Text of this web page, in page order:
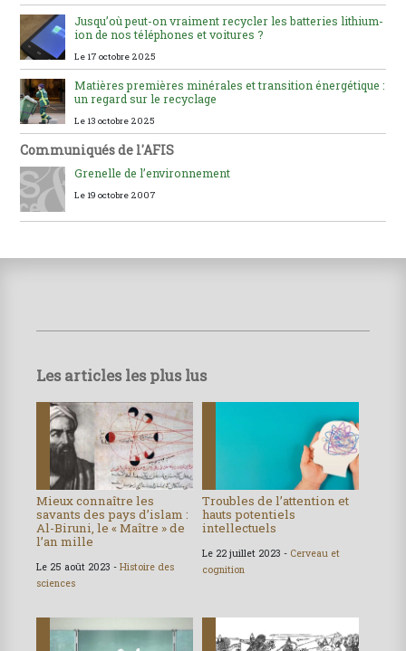
Jusqu’où peut-on vraiment recycler les batteries lithium-
ion de nos téléphones et voitures ?
Le 17 octobre 2025
Matières premières minérales et transition énergétique :
un regard sur le recyclage
Le 13 octobre 2025
Communiqués de l'AFIS
Grenelle de l’environnement
Le 19 octobre 2007
Les articles les plus lus
Mieux connaître les
savants des pays d’islam :
Al-Biruni, le « Maître » de
l’an mille
Le 25 août 2023 - Histoire des
sciences
Troubles de l’attention et
hauts potentiels
intellectuels
Le 22 juillet 2023 - Cerveau et
cognition